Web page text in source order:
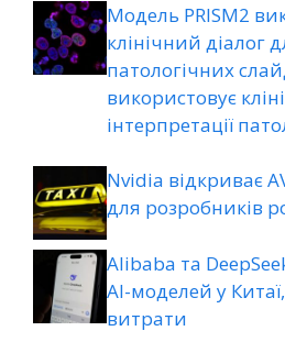
Модель PRISM2
клінічний діалог
патологічних
використовує
інтерпретації
Nvidia відкриває
для розробників
Alibaba та
AI-моделей у
витрати